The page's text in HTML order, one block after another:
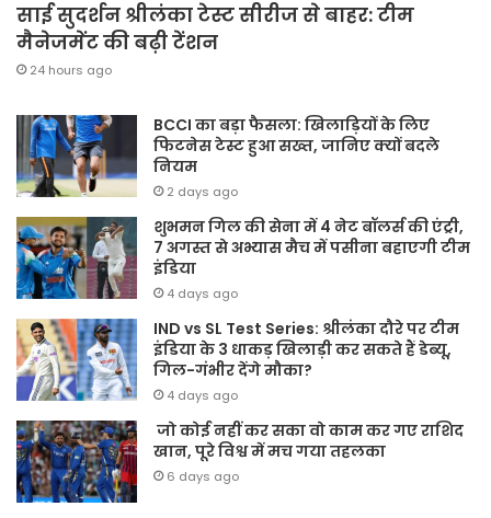
साई सुदर्शन श्रीलंका टेस्ट सीरीज से बाहर: टीम
मैनेजमेंट की बढ़ी टेंशन
24 hours ago
BCCI का बड़ा फैसला: खिलाड़ियों के लिए
फिटनेस टेस्ट हुआ सख्त, जानिए क्यों बदले
नियम
2 days ago
शुभमन गिल की सेना में 4 नेट बॉलर्स की एंट्री,
7 अगस्त से अभ्यास मैच में पसीना बहाएगी टीम
इंडिया
4 days ago
IND vs SL Test Series: श्रीलंका दौरे पर टीम
इंडिया के 3 धाकड़ खिलाड़ी कर सकते हैं डेब्यू,
गिल-गंभीर देंगे मौका?
4 days ago
जो कोई नहीं कर सका वो काम कर गए राशिद
खान, पूरे विश्व में मच गया तहलका
6 days ago